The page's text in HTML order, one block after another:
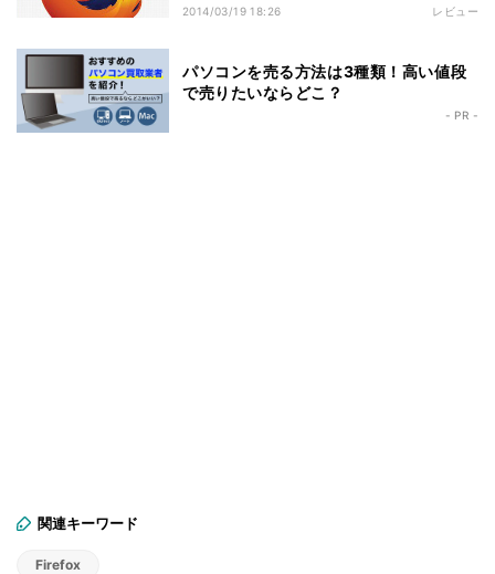
2014/03/19 18:26 レビュー
パソコンを売る方法は3種類！高い値段
で売りたいならどこ？
- PR -
関連キーワード
Firefox